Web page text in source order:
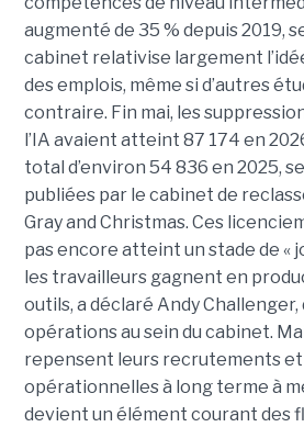
augmenté de 35 % depuis 2019,
cabinet relativise largement
des emplois, même si d’autres
contraire. Fin mai, les
l’IA avaient atteint 87 174 en
total d’environ 54 836 en 2025,
publiées par le cabinet de
Gray and Christmas. Ces
pas encore atteint un stade de «
les travailleurs gagnent en
outils, a déclaré Andy
opérations au sein du cabinet.
repensent leurs recrutements
opérationnelles à long terme à
devient un élément courant des